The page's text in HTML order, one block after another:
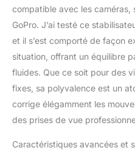
compatible avec les caméras,
GoPro. J’ai testé ce
et il s’est comporté de façon
situation, offrant un équilibre
fluides. Que ce soit pour des
fixes, sa polyvalence est un
corrige élégamment les
des prises de vue
Caractéristiques avancées et